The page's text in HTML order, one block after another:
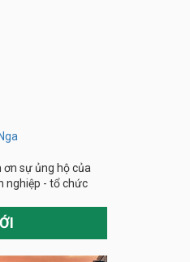
sự ủng hộ của
nghiệp - tổ chức